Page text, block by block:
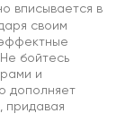
вписывается в
своим
бойтесь
и
дополняет
придавая